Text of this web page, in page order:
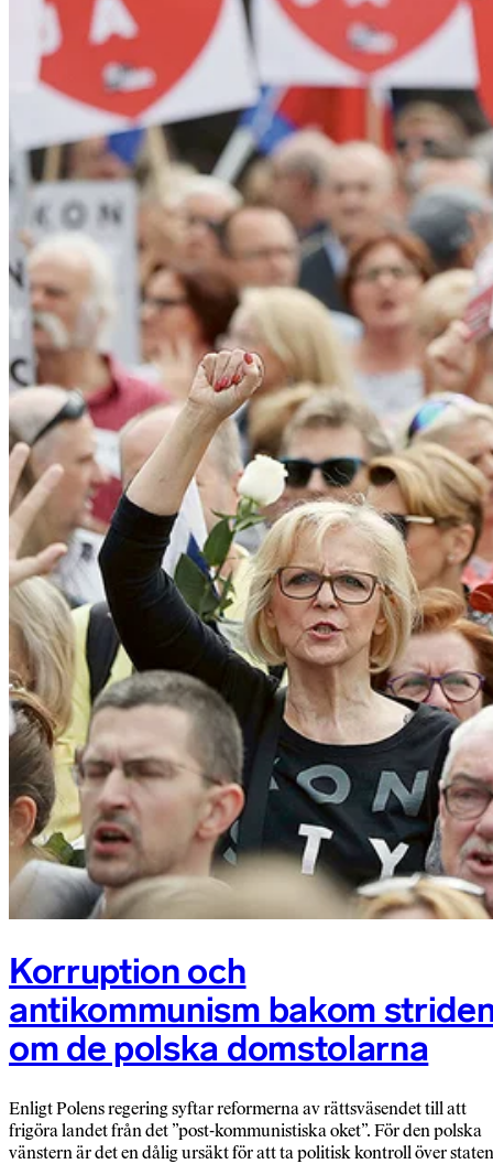
Korruption och
antikommunism bakom
om de polska domstolarna
Enligt Polens regering syftar reformerna av rättsväsendet till att
frigöra landet från det ”post-kommunistiska oket”. För den polska
vänstern är det en dålig ursäkt för att ta politisk kontroll över